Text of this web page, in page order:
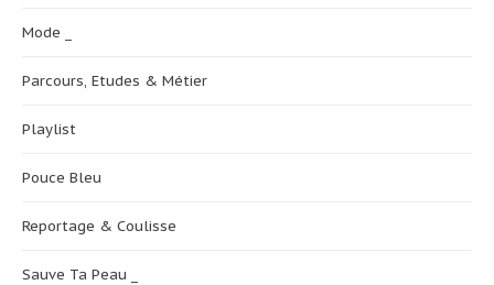
Mode _
Parcours, Etudes & Métier
Playlist
Pouce Bleu
Reportage & Coulisse
Sauve Ta Peau _